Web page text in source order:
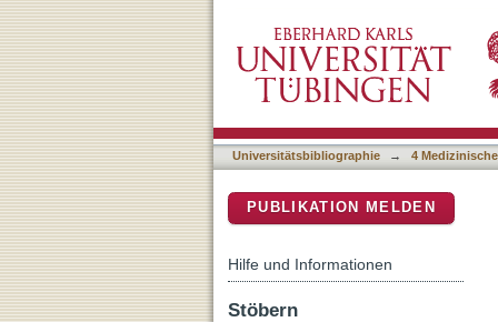
Preclinical in vitro and
cutaneous T-cell
Universitätsbibliographie → 4
PUBLIKATION MELDEN
Hilfe und Informationen
Stöbern